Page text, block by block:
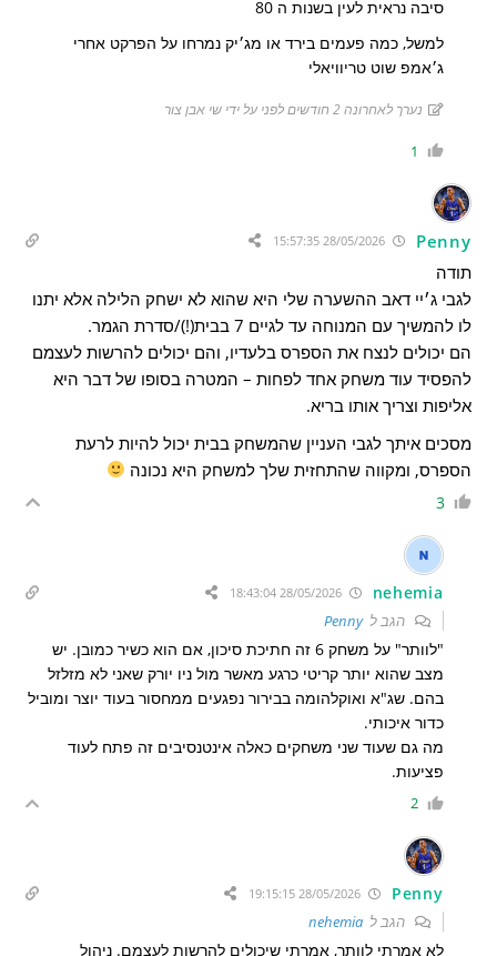
סיבה נראית לעין בשנות ה 80
למשל, כמה פעמים בירד או מג׳יק נמרחו על הפרקט אחרי
ג׳אמפ שוט טריוויאלי
נערך לאחרונה 2 חודשים לפני על ידי שי אבן צור
1
Penny
תודה
לגבי ג׳יי דאב ההשערה שלי היא שהוא לא ישחק הלילה אלא יתנו
לו להמשיך עם המנוחה עד לגיים 7 בבית(!)/סדרת הגמר.
הם יכולים לנצח את הספרס בלעדיו, והם יכולים להרשות לעצמם
להפסיד עוד משחק אחד לפחות – המטרה בסופו של דבר היא
אליפות וצריך אותו בריא.
מסכים איתך לגבי העניין שהמשחק בבית יכול להיות לרעת
הספרס, ומקווה שהתחזית שלך למשחק היא נכונה
3
nehemia
28/05/2026 18:43:04
הגב לPenny
"לוותר" על משחק 6 זה חתיכת סיכון, אם הוא כשיר כמובן. יש
מצב שהוא יותר קריטי כרגע מאשר מול ניו יורק שאני לא מזלזל
בהם. שג"א ואוקלהומה בבירור נפגעים ממחסור בעוד יוצר ומוביל
כדור איכותי.
מה גם שעוד שני משחקים כאלה אינטנסיבים זה פתח לעוד
פציעות.
2
Penny
הגב לnehemia
לא אמרתי לוותר, אמרתי שיכולים להרשות לעצמם. ניהול